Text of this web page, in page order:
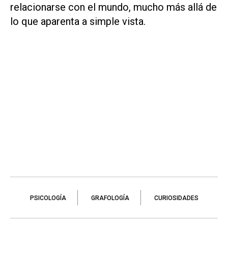
relacionarse con el mundo, mucho más allá de
lo que aparenta a simple vista.
PSICOLOGÍA GRAFOLOGÍA CURIOSIDADES